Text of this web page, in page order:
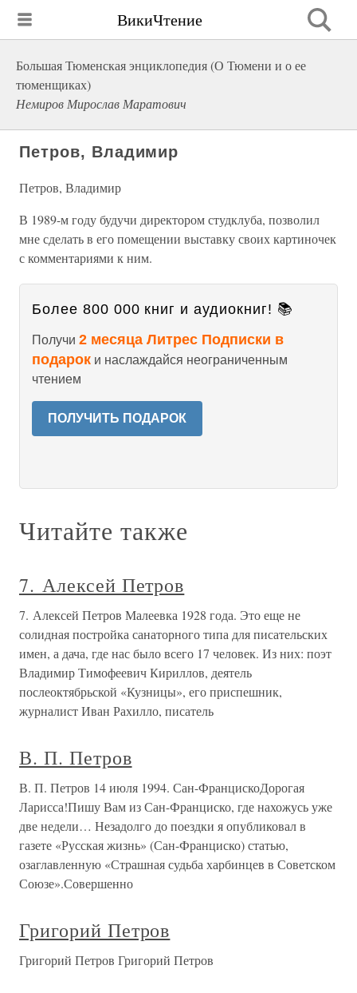
ВикиЧтение
Большая Тюменская энциклопедия (О Тюмени и о ее
тюменщиках)
Немиров Мирослав Маратович
Петров, Владимир
Петров, Владимир
В 1989-м году будучи директором студклуба, позволил
мне сделать в его помещении выставку своих картиночек
с комментариями к ним.
Более 800 000 книг и аудиокниг! 📚
Получи 2 месяца Литрес Подписки в
подарок и наслаждайся неограниченным
чтением
ПОЛУЧИТЬ ПОДАРОК
Читайте также
7. Алексей Петров
7. Алексей Петров Малеевка 1928 года. Это еще не
солидная постройка санаторного типа для писательских
имен, а дача, где нас было всего 17 человек. Из них: поэт
Владимир Тимофеевич Кириллов, деятель
послеоктябрьской «Кузницы», его приспешник,
журналист Иван Рахилло, писатель
В. П. Петров
В. П. Петров 14 июля 1994. Сан-ФранцискоДорогая
Ларисса!Пишу Вам из Сан-Франциско, где нахожусь уже
две недели… Незадолго до поездки я опубликовал в
газете «Русская жизнь» (Сан-Франциско) статью,
озаглавленную «Страшная судьба харбинцев в Советском
Союзе».Совершенно
Григорий Петров
Григорий Петров Григорий Петров